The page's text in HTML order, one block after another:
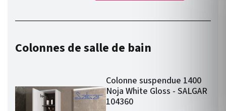
Colonnes de salle de bain
Colonne suspendue 1400
Noja White Gloss - SALGAR
104360